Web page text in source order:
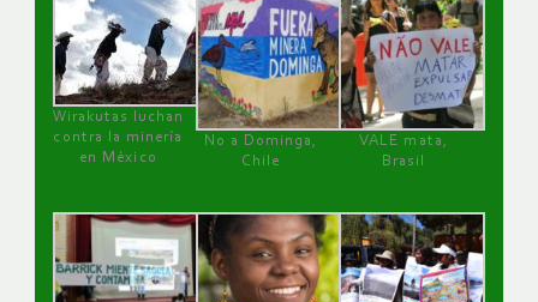
Wirakutas luchan
contra la minería
en México
No a Dominga,
Chile
VALE mata,
Brasil